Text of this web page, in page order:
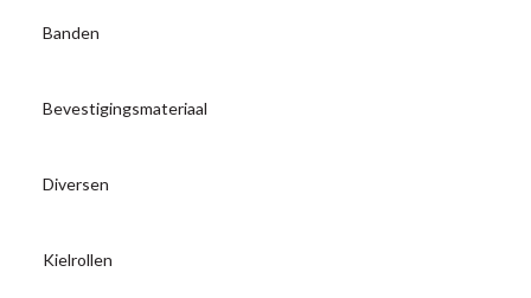
Banden
Bevestigingsmateriaal
Diversen
Kielrollen